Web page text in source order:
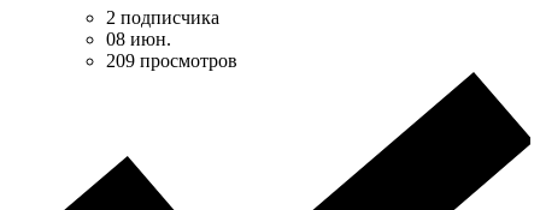
2 подписчика
08 июн.
209 просмотров